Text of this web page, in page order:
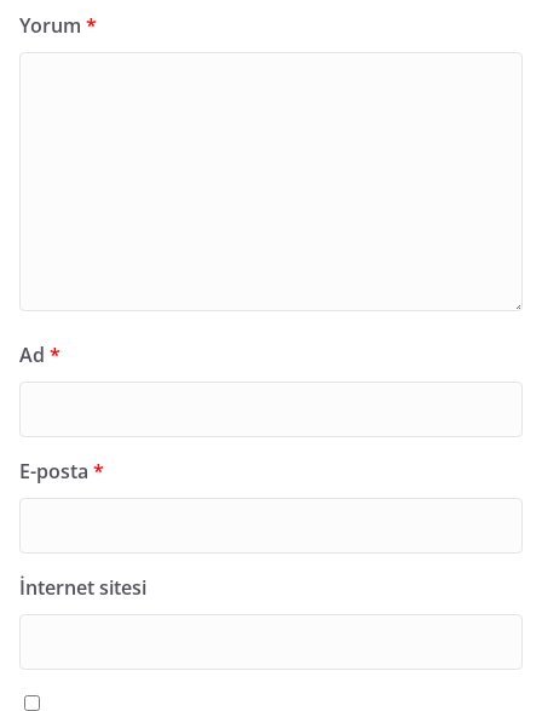
Yorum *
Ad *
E-posta *
İnternet sitesi